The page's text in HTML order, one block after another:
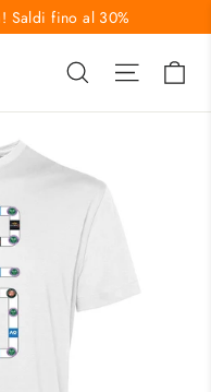
Saldi fino al 30%
Cerca